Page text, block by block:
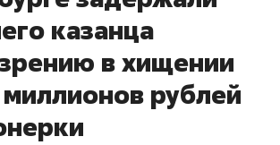
казанца
в хищении
рублей